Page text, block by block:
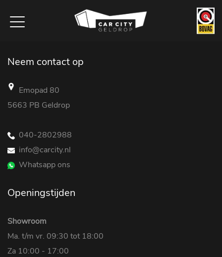
Neem contact op
Emopad 80
5663 PB Geldrop
040-2802988
info@carcity.nl
Whatsapp ons
Openingstijden
Showroom
Ma. t/m vr. 09:30 tot 18:00
Za 10:00 - 17:00